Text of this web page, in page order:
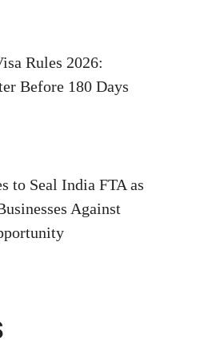
Rules 2026:
Before 180 Days
to Seal India FTA as
Against